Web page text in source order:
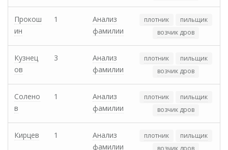
Прокош
ин
1
Анализ
фамилии
плотник
пильщик
возчик дров
Кузнец
ов
3
Анализ
фамилии
плотник
пильщик
возчик дров
Солено
в
1
Анализ
фамилии
плотник
пильщик
возчик дров
Кирцев 1
Анализ
фамилии
плотник
пильщик
возчик дров